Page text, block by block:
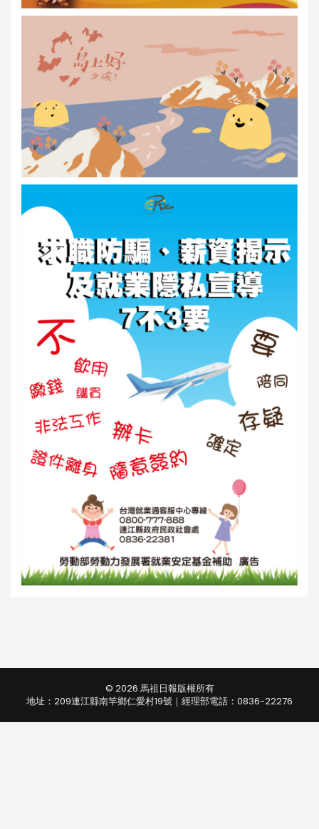
© 2026 馬祖日報版權所有
地址：209連江縣南竿鄉仁愛村19號｜經理部電話：0836-22276